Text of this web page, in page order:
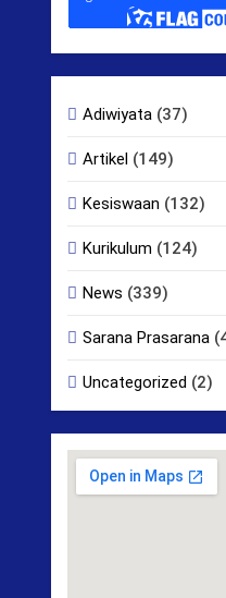
Adiwiyata (37)
Artikel (149)
Kesiswaan (132)
Kurikulum (124)
News (339)
Sarana Prasarana
Uncategorized (2)